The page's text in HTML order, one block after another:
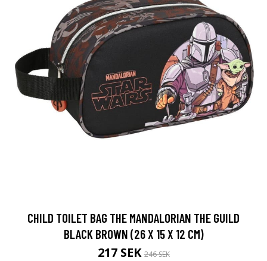
CHILD TOILET BAG THE MANDALORIAN THE GUILD
BLACK BROWN (26 X 15 X 12 CM)
217 SEK246 SEK